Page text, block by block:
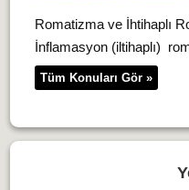
Romatizma ve İhtihaplı
İnflamasyon (iltihaplı)
Tüm Konuları Gör »